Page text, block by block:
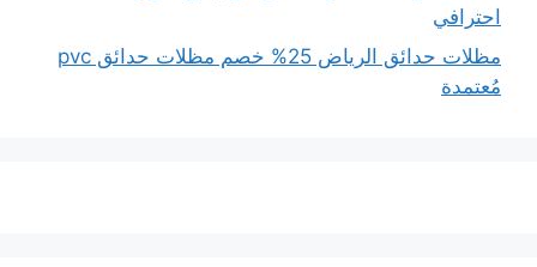
احترافي
مظلات حدائق الرياض 25% خصم مظلات حدائق pvc
مُعتمدة